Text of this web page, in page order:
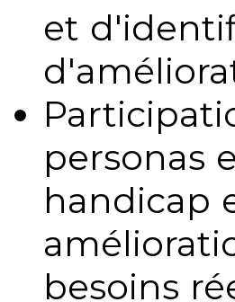
et
personas
handicap
besoins